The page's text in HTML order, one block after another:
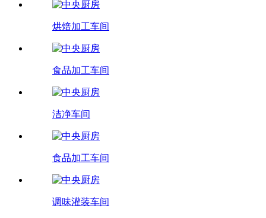
烘焙加工车间
食品加工车间
洁净车间
食品加工车间
调味灌装车间